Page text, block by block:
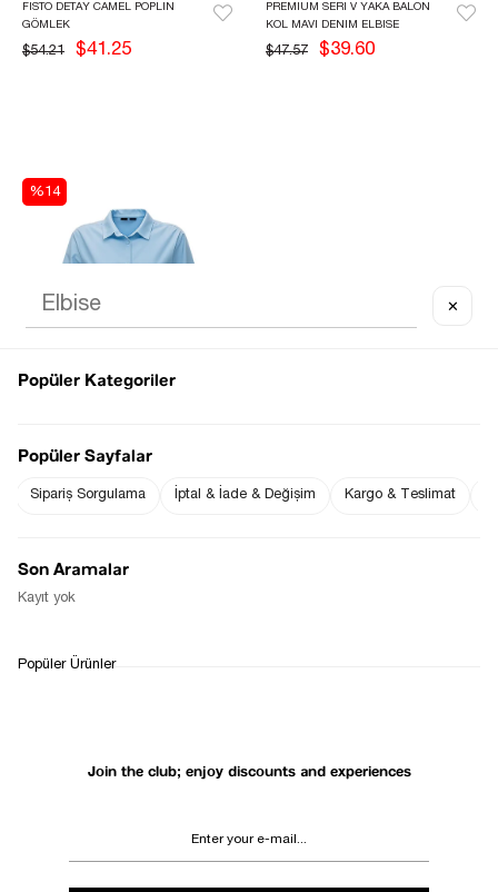
FISTO DETAY CAMEL POPLIN
GÖMLEK
$41.25
$54.21
PREMIUM SERI V YAKA BALON
KOL MAVI DENIM ELBISE
$39.60
$47.57
MAVI BF POPLIN GÖMLEK
%14
Join the club; enjoy discounts and experiences
✕
Popüler Kategoriler
Popüler Sayfalar
Sipariş Sorgulama İptal & İade & Değişim Kargo & Teslimat
Son Aramalar
Kayıt yok
Popüler Ürünler